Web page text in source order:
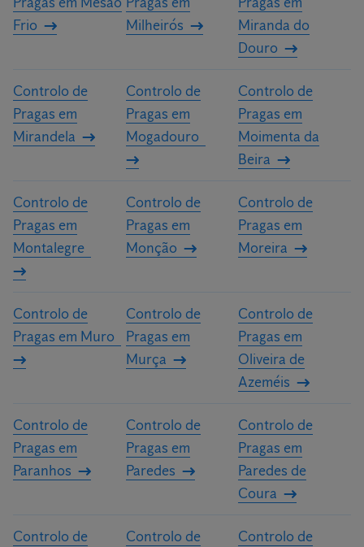
Frio
Milheirós
Miranda do
Douro
Controlo de
Pragas em
Mirandela
Controlo de
Pragas em
Mogadouro
Controlo de
Pragas em
Moimenta da
Beira
Controlo de
Pragas em
Montalegre
Controlo de
Pragas em
Monção
Controlo de
Pragas em
Moreira
Controlo de
Pragas em Muro
Controlo de
Pragas em
Murça
Controlo de
Pragas em
Oliveira de
Azeméis
Controlo de
Pragas em
Paranhos
Controlo de
Pragas em
Paredes
Controlo de
Pragas em
Paredes de
Coura
Controlo de
Controlo de
Controlo de